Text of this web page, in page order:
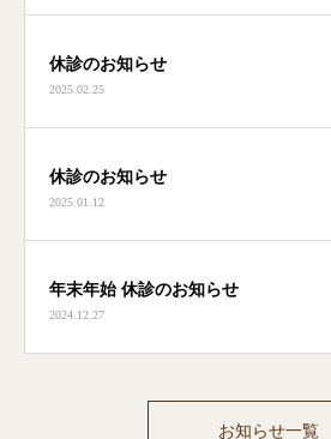
休診のお知らせ
2025.02.25
休診のお知らせ
2025.01.12
年末年始 休診のお知らせ
2024.12.27
お知らせ一覧